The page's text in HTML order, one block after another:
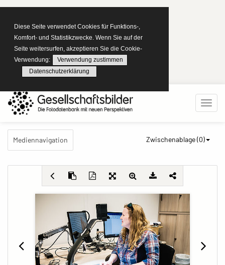
Diese Seite verwendet Cookies für Funktions-,
Komfort- und Statistikzwecke. Wenn Sie auf der
Seite weitersurfen, akzeptieren Sie die Cookie-
Verwendung:
Verwendung zustimmen
Datenschutzerklärung
Mediennavigation Zwischenablage (0)